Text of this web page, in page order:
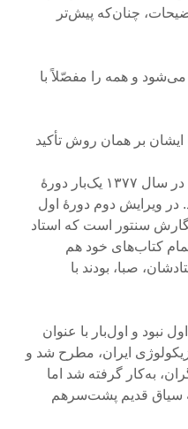
چنان‌که پیش‌تر
و همه را مفصّلاً با
بر همان روش تأکید
البته استاد پایور، پیش از انتشار ویرایش چهار مجلد ردیف سنتور صبا، در سال ۱۳۷۷ یک‌بار دورۀ
در ویرایش دوم دورۀ اول
سنتور است که استاد
کتاب‌های خود هم
صبا، بودند با
و اول‌بار با عنوان
ایران، مطرح شد و
به‌کار گرفته شد اما
به سیاق قدیم پشت‌سرهم